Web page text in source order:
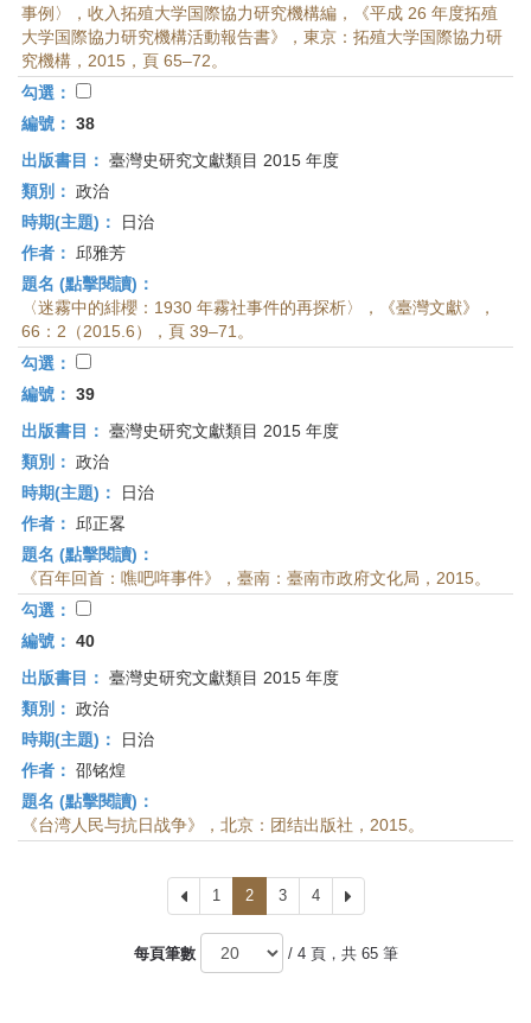
事例〉，收入拓殖大学国際協力研究機構編，《平成 26 年度拓殖
大学国際協力研究機構活動報告書》，東京：拓殖大学国際協力研
究機構，2015，頁 65–72。
勾選：
編號： 38
出版書目： 臺灣史研究文獻類目 2015 年度
類別： 政治
時期(主題)：
日治
作者：
邱雅芳
題名 (點擊閱讀)：
〈迷霧中的緋櫻：1930 年霧社事件的再探析〉，《臺灣文獻》，
66：2（2015.6），頁 39–71。
勾選：
編號： 39
出版書目： 臺灣史研究文獻類目 2015 年度
類別： 政治
時期(主題)：
日治
作者：
邱正畧
題名 (點擊閱讀)：
《百年回首：噍吧哖事件》，臺南：臺南市政府文化局，2015。
勾選：
編號： 40
出版書目： 臺灣史研究文獻類目 2015 年度
類別： 政治
時期(主題)：
日治
作者： 邵铭煌
題名 (點擊閱讀)：
《台湾人民与抗日战争》，北京：团结出版社，2015。
上
一
頁
1 2 3 4
下
一
每頁筆數
/ 4 頁，共 65 筆